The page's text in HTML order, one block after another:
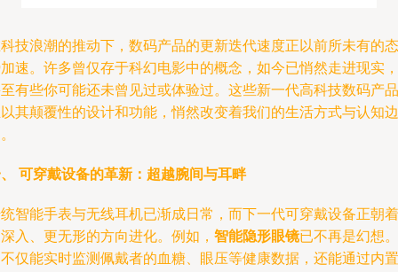
技浪潮的推动下，数码产品的更新迭代速度正以前所未有的态
速。许多曾仅存于科幻电影中的概念，如今已悄然走进现实，
有些你可能还未曾见过或体验过。这些新一代高科技数码产品
其颠覆性的设计和功能，悄然改变着我们的生活方式与认知边
可穿戴设备的革新：超越腕间与耳畔
智能手表与无线耳机已渐成日常，而下一代可穿戴设备正朝着
入、更无形的方向进化。例如， 智能隐形眼镜已不再是幻想。
仅能实时监测佩戴者的血糖、眼压等健康数据，还能通过内置